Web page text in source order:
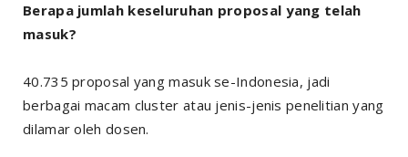
Berapa jumlah keseluruhan proposal yang telah
masuk?
40.735 proposal yang masuk se-Indonesia, jadi
berbagai macam cluster atau jenis-jenis penelitian yang
dilamar oleh dosen.